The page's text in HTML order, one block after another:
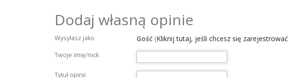
Dodaj własną opinie
Wysyłasz jako Gość (Kliknij tutaj, jeśli chcesz się zarejestrować
Twoje imię/nick
Tytuł opinii